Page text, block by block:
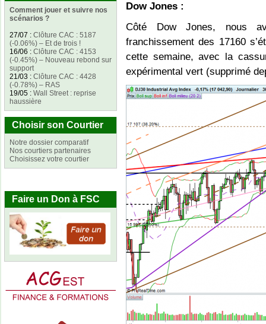
Comment jouer et suivre nos
scénarios ?
27/07 : Clôture CAC : 5187
(-0.06%) – Et de trois !
16/06 : Clôture CAC : 4153
(-0.45%) – Nouveau rebond sur
support
21/03 : Clôture CAC : 4428
(-0.78%) – RAS
19/05 : Wall Street : reprise
haussière
Choisir son Courtier
Notre dossier comparatif
Nos courtiers partenaires
Choisissez votre courtier
Faire un Don à FSC
Dow Jones :
Côté Dow Jones, nous
franchissement des 17160
cette semaine, avec la
expérimental vert (supprimé